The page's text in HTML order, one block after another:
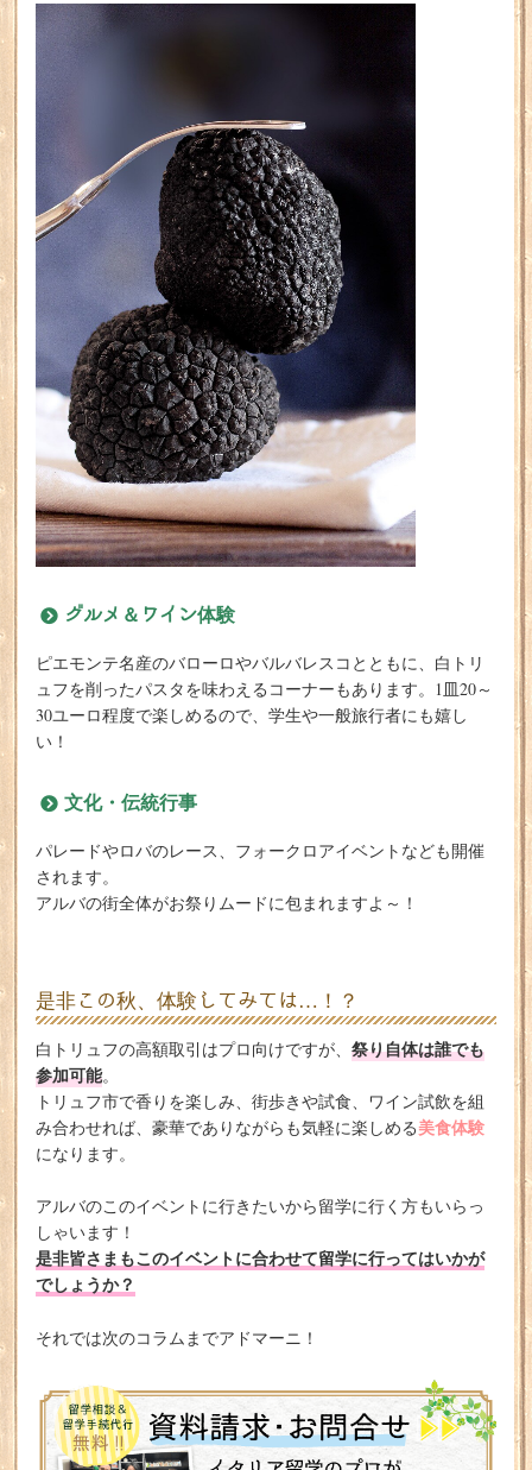
グルメ＆ワイン体験
ピエモンテ名産のバローロやバルバレスコとともに、白トリ
ュフを削ったパスタを味わえるコーナーもあります。1皿20～
30ユーロ程度で楽しめるので、学生や一般旅行者にも嬉し
い！
文化・伝統行事
パレードやロバのレース、フォークロアイベントなども開催
されます。
アルバの街全体がお祭りムードに包まれますよ～！
是非この秋、体験してみては…！？
白トリュフの高額取引はプロ向けですが、 祭り自体は誰でも
参加可能。
トリュフ市で香りを楽しみ、街歩きや試食、ワイン試飲を組
み合わせれば、豪華でありながらも気軽に楽しめる美食体験
になります。
アルバのこのイベントに行きたいから留学に行く方もいらっ
しゃいます！
是非皆さまもこのイベントに合わせて留学に行ってはいかが
でしょうか？
それでは次のコラムまでアドマーニ！